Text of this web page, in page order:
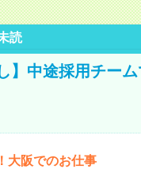
読
】中途採用チー
大阪でのお仕事